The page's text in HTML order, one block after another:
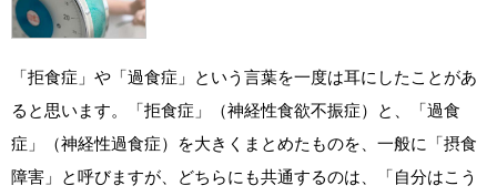
「拒食症」や「過食症」という言葉を一度は耳にしたことがあ
ると思います。「拒食症」（神経性食欲不振症）と、「過食
症」（神経性過食症）を大きくまとめたものを、一般に「摂食
障害」と呼びますが、どちらにも共通するのは、「自分はこう